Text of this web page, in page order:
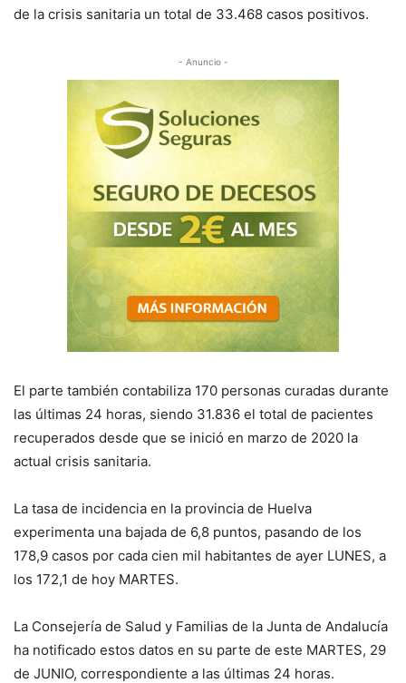
de la crisis sanitaria un total de 33.468 casos positivos.
- Anuncio -
El parte también contabiliza 170 personas curadas durante
las últimas 24 horas, siendo 31.836 el total de pacientes
recuperados desde que se inició en marzo de 2020 la
actual crisis sanitaria.
La tasa de incidencia en la provincia de Huelva
experimenta una bajada de 6,8 puntos, pasando de los
178,9 casos por cada cien mil habitantes de ayer LUNES, a
los 172,1 de hoy MARTES.
La Consejería de Salud y Familias de la Junta de Andalucía
ha notificado estos datos en su parte de este MARTES, 29
de JUNIO, correspondiente a las últimas 24 horas.